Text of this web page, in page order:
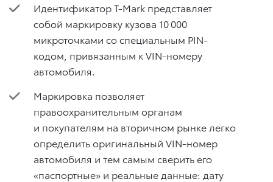
Идентификатор T-Mark представляет
собой маркировку кузова 10 000
микроточками со специальным PIN-
кодом, привязанным к VIN-номеру
автомобиля.
Маркировка позволяет
правоохранительным органам
и покупателям на вторичном рынке легко
определить оригинальный VIN-номер
автомобиля и тем самым сверить его
«паспортные» и реальные данные: дату